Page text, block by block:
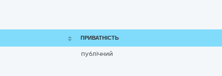
ПРИВАТНІСТЬ
публічний